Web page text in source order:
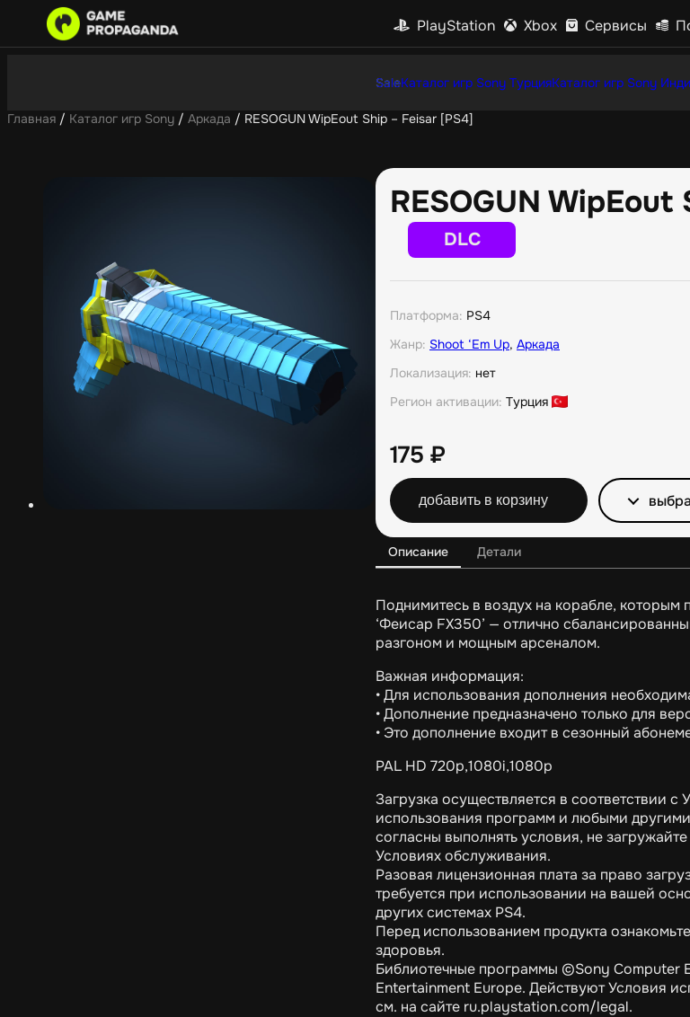
PlayStation Xbox Сервисы
SaleКаталог игр Sony ТурцияКаталог игр Sony
Главная / Каталог игр Sony / Аркада / RESOGUN WipEout Ship – Feisar [PS4]
RESOGUN
DLC
Платформа: PS4
Жанр: Shoot ‘Em Up, Аркада
Локализация: нет
Регион активации: Турция
175 ₽
добавить в корзину
Описание Детали
Поднимитесь в воздух на корабле, которым
‘Феисар FX350’ — отлично
разгоном и мощным арсеналом.
Важная информация:
• Для использования дополнения
• Дополнение предназначено только для
• Это дополнение входит в сезонный
PAL HD 720p,1080i,1080p
Загрузка осуществляется в соответствии
использования программ и любыми
согласны выполнять условия, не
Условиях обслуживания.
Разовая лицензионная плата за право
требуется при использовании на вашей
других системах PS4.
Перед использованием продукта
здоровья.
Библиотечные программы ©Sony Computer
Entertainment Europe. Действуют Условия
см. на сайте ru.playstation.com/legal.